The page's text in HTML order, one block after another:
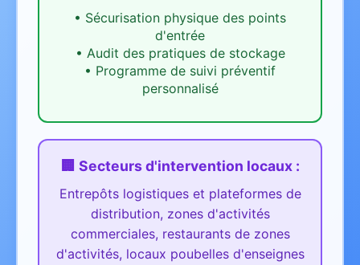
• Sécurisation physique des points
d'entrée
• Audit des pratiques de stockage
• Programme de suivi préventif
personnalisé
🏢 Secteurs d'intervention locaux :
Entrepôts logistiques et plateformes de
distribution, zones d'activités
commerciales, restaurants de zones
d'activités, locaux poubelles d'enseignes